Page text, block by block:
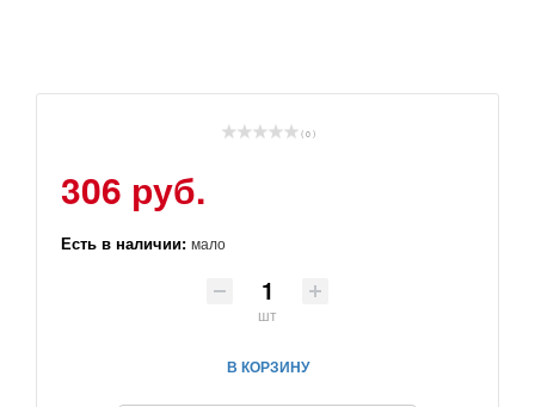
( 0 )
306 руб.
Есть в наличии: мало
шт
В КОРЗИНУ